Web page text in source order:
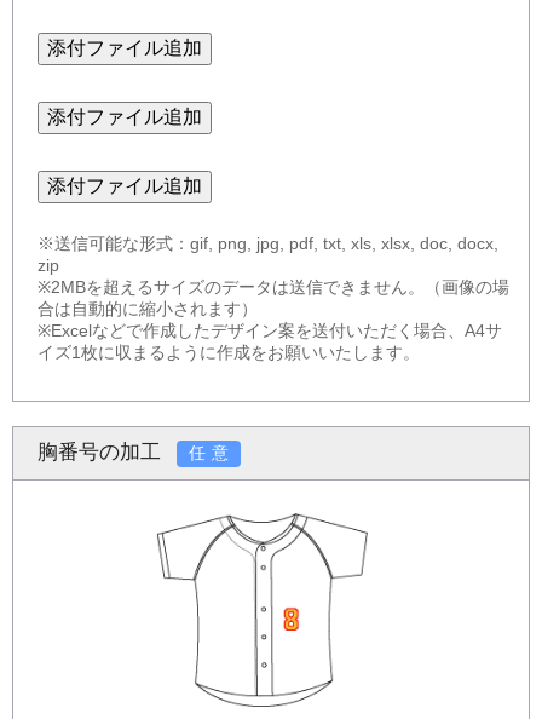
添付ファイル追加
添付ファイル追加
添付ファイル追加
※送信可能な形式：gif, png, jpg, pdf, txt, xls, xlsx, doc, docx,
zip
※2MBを超えるサイズのデータは送信できません。（画像の場
合は自動的に縮小されます）
※Excelなどで作成したデザイン案を送付いただく場合、A4サ
イズ1枚に収まるように作成をお願いいたします。
胸番号の加工 任意